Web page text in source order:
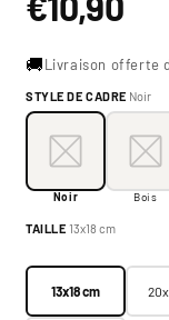
habituel
🚚Livraison offerte
Style de cadre:
Noir Bois
STYLE DE CADRE Noir
Noir Bois
TAILLE 13x18 cm
13x18 cm